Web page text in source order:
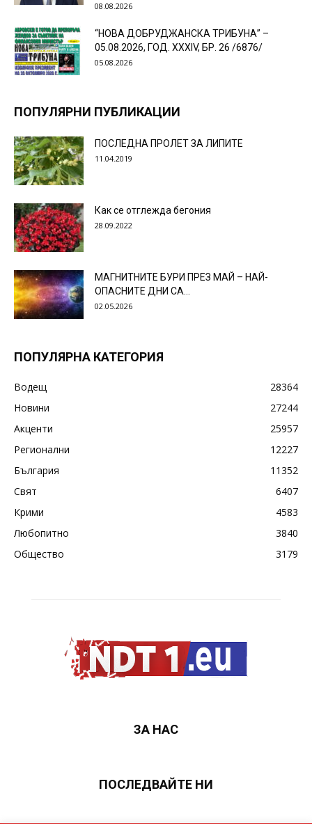
08.08.2026
“НОВА ДОБРУДЖАНСКА ТРИБУНА” –
05.08.2026, ГОД. XXХIV, БР. 26 /6876/
05.08.2026
ПОПУЛЯРНИ ПУБЛИКАЦИИ
ПОСЛЕДНА ПРОЛЕТ ЗА ЛИПИТЕ
11.04.2019
Как се отглежда бегония
28.09.2022
МАГНИТНИТЕ БУРИ ПРЕЗ МАЙ – НАЙ-
ОПАСНИТЕ ДНИ СА…
02.05.2026
ПОПУЛЯРНА КАТЕГОРИЯ
Водещ
28364
Новини
27244
Акценти
25957
Регионални
12227
България
11352
Свят
6407
Крими
4583
Любопитно
3840
Общество
3179
ЗА НАС
ПОСЛЕДВАЙТЕ НИ